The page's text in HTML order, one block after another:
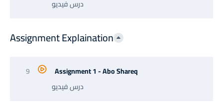
درس فيديو
Assignment Explaination
9
Assignment 1 - Abo Shareq
درس فيديو